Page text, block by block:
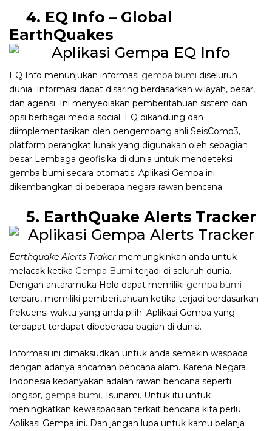
4. EQ Info – Global
EarthQuakes
EQ Info menunjukan informasi gempa bumi diseluruh
dunia. Informasi dapat disaring berdasarkan wilayah, besar,
dan agensi. Ini menyediakan pemberitahuan sistem dan
opsi berbagai media social. EQ dikandung dan
diimplementasikan oleh pengembang ahli SeisComp3,
platform perangkat lunak yang digunakan oleh sebagian
besar Lembaga geofisika di dunia untuk mendeteksi
gemba bumi secara otomatis. Aplikasi Gempa ini
dikembangkan di beberapa negara rawan bencana.
5. EarthQuake Alerts Tracker
Earthquake Alerts Traker memungkinkan anda untuk
melacak ketika Gempa Bumi terjadi di seluruh dunia.
Dengan antaramuka Holo dapat memiliki gempa bumi
terbaru, memiliki pemberitahuan ketika terjadi berdasarkan
frekuensi waktu yang anda pilih. Aplikasi Gempa yang
terdapat terdapat dibeberapa bagian di dunia.
Informasi ini dimaksudkan untuk anda semakin waspada
dengan adanya ancaman bencana alam. Karena Negara
Indonesia kebanyakan adalah rawan bencana seperti
longsor, gempa bumi, Tsunami. Untuk itu untuk
meningkatkan kewaspadaan terkait bencana kita perlu
Aplikasi Gempa ini. Dan jangan lupa untuk kamu belanja